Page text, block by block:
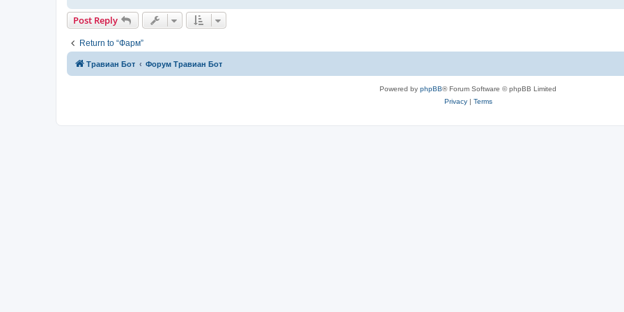
Post Reply
Return to “Фарм”
Травиан Бот Форум Травиан Бот
Powered by phpBB® Forum Software © phpBB Limited
Privacy| Terms